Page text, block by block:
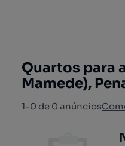
Quartos para
Mamede),
1-0 de 0 anúncios